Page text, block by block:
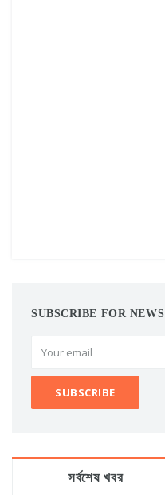
SUBSCRIBE FOR NEWS
সর্বশেষ খবর